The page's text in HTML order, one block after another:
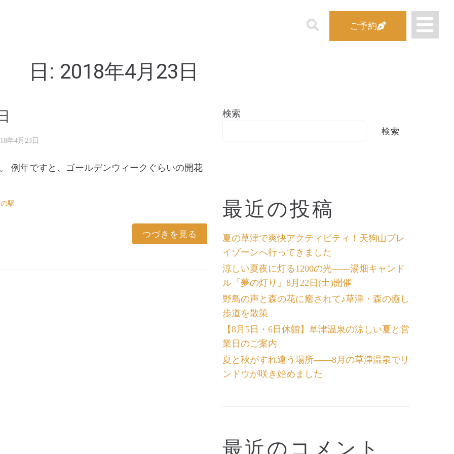
ご予約
日: 2018年4月23日
年4月23日
例年ですと、ゴールデンウィークぐらいの開花
駅
つづきを見る
検索
検索
最近の投稿
夏の草津で爽快アクティビティ！天狗山プレ
イゾーンへ行ってきました
涼しい夏夜に灯る1200の光――湯畑キャンド
ル「夢の灯り」8月22日(土)開催
野鳥の声と森の花に癒されて♪草津・森の癒し
歩道を散策
【8月5日・6日休館】草津温泉の涼しい夏と営
業日のご案内
夏と秋がすれ違う場所――8月の草津温泉でリ
ンドウが咲き始めました
最近のコメント